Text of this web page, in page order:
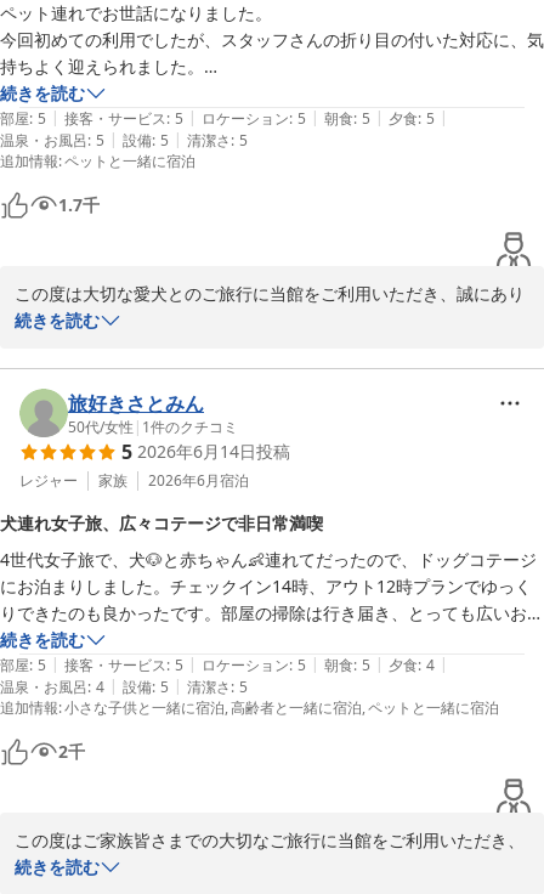
ッフにとって何よりの励みでございます。
また、個室でのお食事や、お料理をお召し上がりいただくタイミン
グに合わせたご提供についてもご満足いただけたようで、大変嬉し
く拝読いたしました。レストランスタッフへの温かいお言葉も励み
となります。
さらに、スタッフの接客やお食事中のお声がけにつきましてもお褒
めいただき、心より感謝申し上げます。お客様に気持ちよくお過ご
しいただけたことが、私どもにとって何よりの喜びでございます。
当館自慢の白濁の硫黄泉もご満喫いただき、那須でのご旅行が思い
出深いものとなりましたことを大変嬉しく思っております。
これからも、お料理・温泉・おもてなしのすべてにおいてご満足い
ただけるホテルを目指し、スタッフ一同努めてまいります。
また那須へお越しの際は、ぜひ当館へお立ち寄りくださいませ。再
びお会いできます日を、心よりお待ち申し上げております。
ホテルラフォーレ那須
ホテルラフォーレ那須
2026-07-08
ペット連れでお世話になりました。
今回初めての利用でしたが、スタッフさんの折り目の付いた対応に、気
持ちよく迎えられました。
また、生憎の天気でしたが、部屋からの眺望は格別で、感動させていた
だきました。
料理も、美味しく料理の提供スピードもちょうど良く大変満足致しまし
た。
プラスでアップグレードした、鱒の押し寿司は、とても美味しかったで
す。
常宿が変更になると思います。ありがとうございました。
続きを読む
部屋: 5 | 接客・サービス: 5 | ロケーション: 5 | 朝食: 5 | 夕食: 5 |
温泉・お風呂: 5 | 設備: 5 | 清潔さ: 5
追加情報:ペットと一緒に宿泊
1.7千
この度は大切な愛犬とのご旅行に当館をご利用いただき、誠にあり
がとうございました。
初めてのご利用とのことでしたが、スタッフの対応に温かいお言葉
を頂戴し、大変嬉しく拝読いたしました。気持ちよくお迎えできた
とのお言葉は、スタッフにとって何よりの励みでございます。
あいにくのお天気ではございましたが、お部屋からの眺望をお楽し
また、ご夕食やお料理のご提供のタイミングにもご満足いただき、
追加でご注文いただいた鱒の押し寿司もお気に召していただけたよ
うで、調理スタッフ一同大変光栄に思っております。
「総合的にも満足できました」「常宿が変更になると思います」と
のお言葉は、私どもにとってこの上ない喜びでございます。
これからも、大切な愛犬とともに安心してお過ごしいただける宿と
して、より一層ご満足いただけるサービスをご提供できるよう努め
また皆様と愛犬にお会いできます日を、スタッフ一同心よりお待ち
申し上げております。
続きを読む
旅好きさとみん
50代/女性 | 1件のクチコミ
5 2026年6月14日投稿
レジャー 家族 2026年6月宿泊
犬連れ女子旅、広々コテージで非日常満喫
4世代女子旅で、犬🐶と赤ちゃん👶連れてだったので、ドッグコテージ
にお泊まりしました。チェックイン14時、アウト12時プランでゆっく
りできたのも良かったです。部屋の掃除は行き届き、とっても広いお部
屋で、敷地内に緑が沢山で鳥の囀りも聞かれ、非日常を満喫しました。
食事やお風呂は本館だったので足の悪い母には酷でしたが、車で移動
し、ロビー前に停めさせてもらったので助かりました。
料理は夕食和洋折衷でした。男性には物足りない量かな⁈朝食はバイキ
ングでどのお料理も美味しかったです♪♪
お風呂は乳白色の硫黄泉で、体も温まり、肌もツルツルに。
犬も安心してお散歩を楽しみ、世代が違えど、皆んな大満足でリピート
確定です世話になりました。
続きを読む
部屋: 5 | 接客・サービス: 5 | ロケーション: 5 | 朝食: 5 | 夕食: 4 |
温泉・お風呂: 4 | 設備: 5 | 清潔さ: 5
追加情報:小さな子供と一緒に宿泊 高齢者と一緒に宿泊 ペットと一緒に宿泊
2千
この度はご家族皆さまでの大切なご旅行に当館をご利用いただき、
誠にありがとうございました。
続きを読む